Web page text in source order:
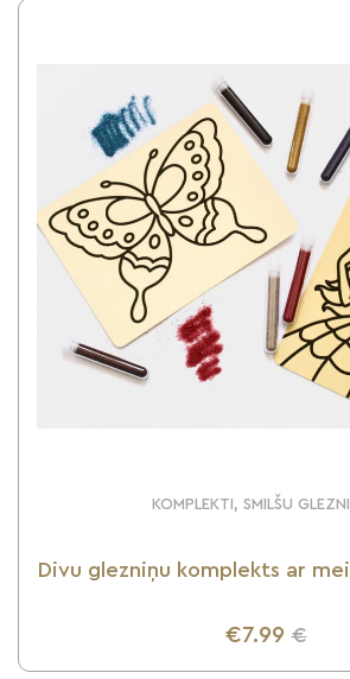
KOMPLEKTI, SMILŠU
Divu glezniņu komplekts ar
€7.99 €
UZZINI VAIRĀK